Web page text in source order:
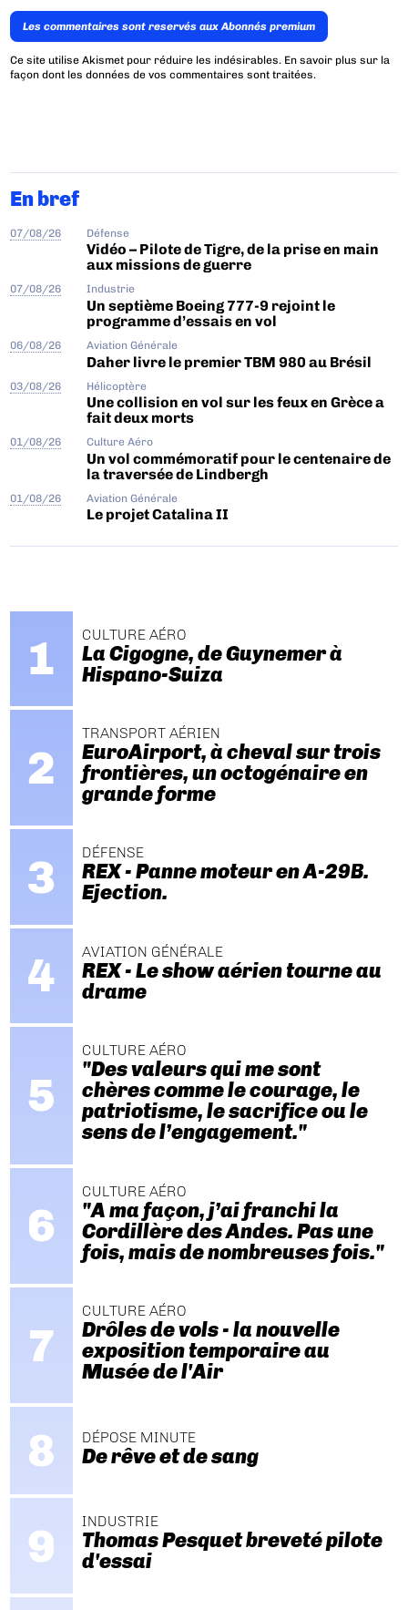
Les commentaires sont reservés aux Abonnés premium
Ce site utilise Akismet pour réduire les indésirables. En savoir plus sur la
façon dont les données de vos commentaires sont traitées.
En bref
07/08/26 Défense
Vidéo – Pilote de Tigre, de la prise en main
aux missions de guerre
07/08/26 Industrie
Un septième Boeing 777-9 rejoint le
programme d’essais en vol
06/08/26 Aviation Générale
Daher livre le premier TBM 980 au Brésil
03/08/26 Hélicoptère
Une collision en vol sur les feux en Grèce a
fait deux morts
01/08/26 Culture Aéro
Un vol commémoratif pour le centenaire de
la traversée de Lindbergh
01/08/26 Aviation Générale
Le projet Catalina II
CULTURE AÉRO
La Cigogne, de Guynemer à
Hispano-Suiza
TRANSPORT AÉRIEN
EuroAirport, à cheval sur trois
frontières, un octogénaire en
grande forme
DÉFENSE
REX - Panne moteur en A-29B.
Ejection.
AVIATION GÉNÉRALE
REX - Le show aérien tourne au
drame
CULTURE AÉRO
"Des valeurs qui me sont
chères comme le courage, le
patriotisme, le sacrifice ou le
sens de l’engagement."
CULTURE AÉRO
"A ma façon, j’ai franchi la
Cordillère des Andes. Pas une
fois, mais de nombreuses fois."
CULTURE AÉRO
Drôles de vols - la nouvelle
exposition temporaire au
Musée de l'Air
DÉPOSE MINUTE
De rêve et de sang
INDUSTRIE
Thomas Pesquet breveté pilote
d'essai